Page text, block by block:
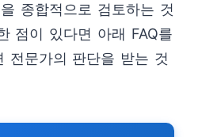
종합적으로 검토하는 것
점이 있다면 아래 FAQ를
전문가의 판단을 받는 것